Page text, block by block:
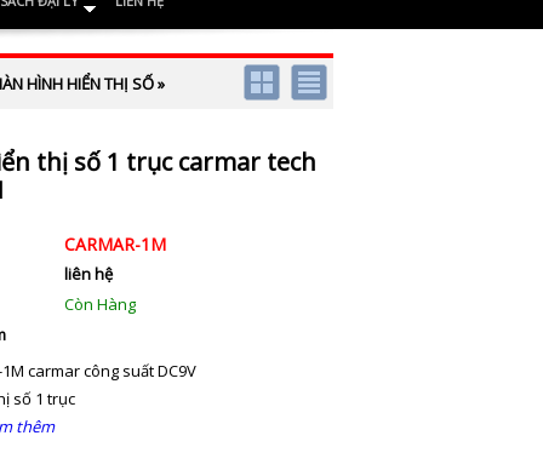
HÌNH HIỂN THỊ SỐ»
thị số 1 trục carmar tech
CARMAR-1M
liên hệ
Còn Hàng
carmar công suất DC9V
số 1 trục
thêm